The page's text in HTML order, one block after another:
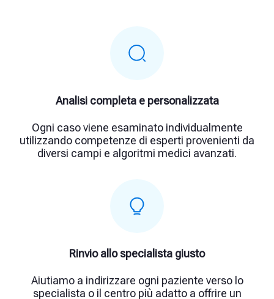
Analisi completa e personalizzata
Ogni caso viene esaminato individualmente
utilizzando competenze di esperti provenienti da
diversi campi e algoritmi medici avanzati.
Rinvio allo specialista giusto
Aiutiamo a indirizzare ogni paziente verso lo
specialista o il centro più adatto a offrire un